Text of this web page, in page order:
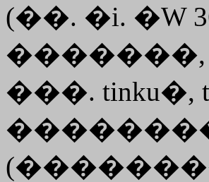
(��. �i. �W
�������,
���.